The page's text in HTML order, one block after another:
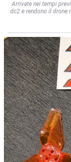
Arrivate nei tempi
dc2 e rendono il drone